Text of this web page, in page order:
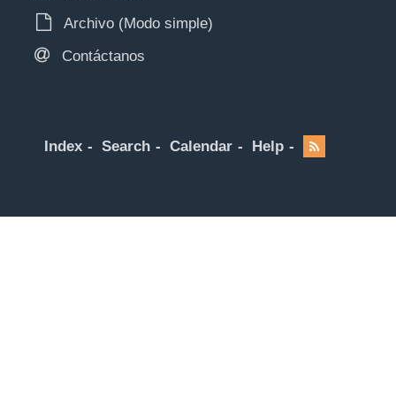
Archivo (Modo simple)
Contáctanos
Index Search Calendar Help